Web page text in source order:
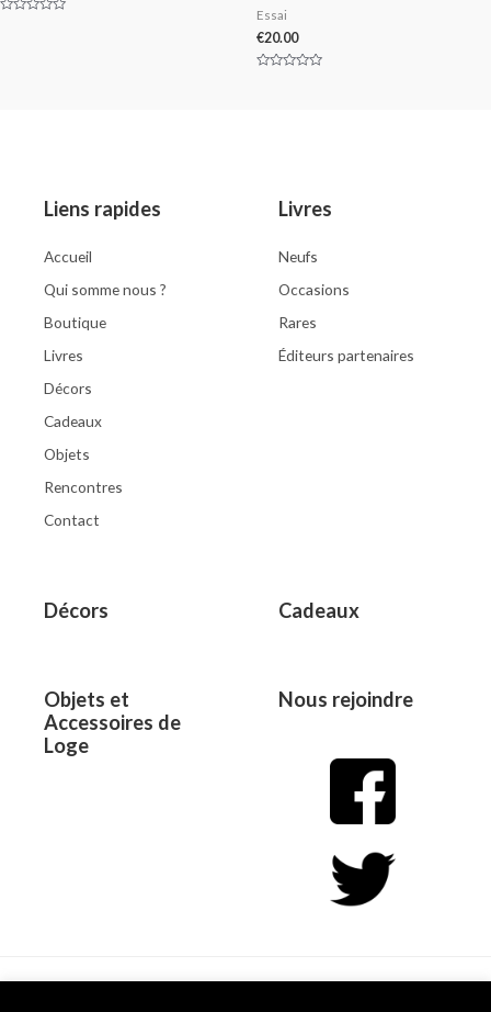
Essai
€20.00
Liens rapides
Accueil
Qui somme nous ?
Boutique
Livres
Décors
Cadeaux
Objets
Rencontres
Contact
Livres
Neufs
Occasions
Rares
Éditeurs partenaires
Décors Cadeaux
Objets et
Accessoires de
Loge
Nous rejoindre